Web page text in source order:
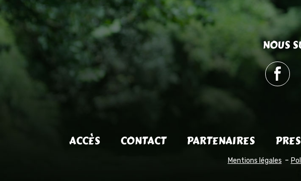
NOUS
ACCÈS CONTACT PARTENAIRES
Mentions légales